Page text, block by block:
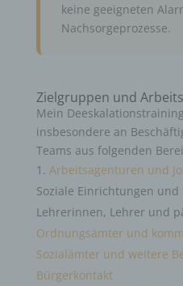
keine geeigneten
Nachsorgeprozesse.
Zielgruppen und
Mein
insbesondere an
Teams aus folgenden
Arbeitsagenturen und
Soziale Einrichtungen
Lehrerinnen, Lehrer und
Ordnungsämter und
Sozialämter und weitere
Bürgerkontakt